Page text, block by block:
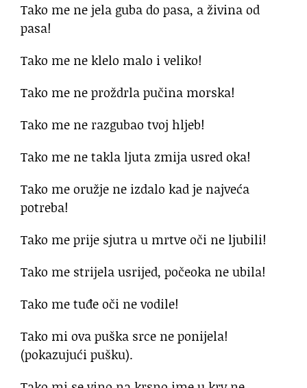
Tako me ne jela guba do pasa, a živina od
pasa!
Tako me ne klelo malo i veliko!
Tako me ne proždrla pučina morska!
Tako me ne razgubao tvoj hljeb!
Tako me ne takla ljuta zmija usred oka!
Tako me oružje ne izdalo kad je najveća
potreba!
Tako me prije sjutra u mrtve oči ne ljubili!
Tako me strijela usrijed, počeoka ne ubila!
Tako me tuđe oči ne vodile!
Tako mi ova puška srce ne ponijela!
(pokazujući pušku).